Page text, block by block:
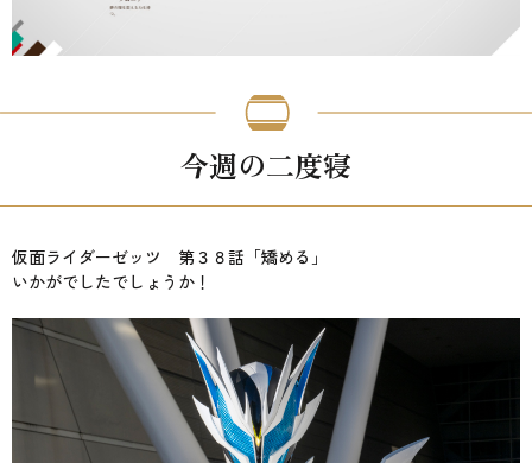
今週の二度寝
仮面ライダーゼッツ 第３８話「矯める」
いかがでしたでしょうか！